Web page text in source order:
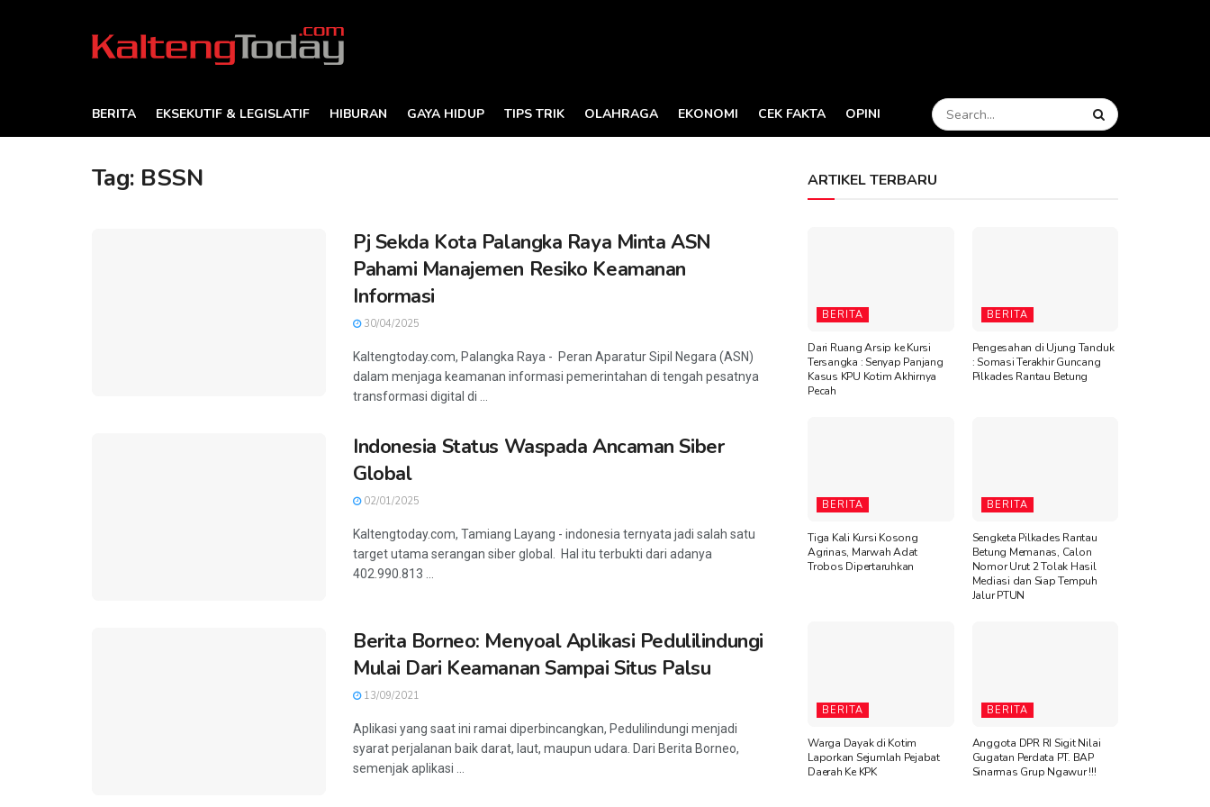
BERITA EKSEKUTIF & LEGISLATIF HIBURAN GAYA HIDUP TIPS TRIK OLAHRAGA EKONOMI CEK FAKTA OPINI
Tag: BSSN
Pj Sekda Kota Palangka Raya Minta ASN
Pahami Manajemen Resiko Keamanan
Informasi
30/04/2025
Kaltengtoday.com, Palangka Raya - Peran Aparatur Sipil Negara (ASN)
dalam menjaga keamanan informasi pemerintahan di tengah pesatnya
transformasi digital di ...
Indonesia Status Waspada Ancaman Siber
Global
02/01/2025
Kaltengtoday.com, Tamiang Layang - indonesia ternyata jadi salah satu
target utama serangan siber global. Hal itu terbukti dari adanya
402.990.813 ...
Berita Borneo: Menyoal Aplikasi Pedulilindungi
Mulai Dari Keamanan Sampai Situs Palsu
13/09/2021
Aplikasi yang saat ini ramai diperbincangkan, Pedulilindungi menjadi
syarat perjalanan baik darat, laut, maupun udara. Dari Berita Borneo,
semenjak aplikasi ...
ARTIKEL TERBARU
BERITA
Dari Ruang Arsip ke Kursi
Tersangka : Senyap Panjang
Kasus KPU Kotim Akhirnya
Pecah
BERITA
Pengesahan di Ujung Tanduk
: Somasi Terakhir Guncang
Pilkades Rantau Betung
BERITA
Tiga Kali Kursi Kosong
Agrinas, Marwah Adat
Trobos Dipertaruhkan
BERITA
Sengketa Pilkades Rantau
Betung Memanas, Calon
Nomor Urut 2 Tolak Hasil
Mediasi dan Siap Tempuh
Jalur PTUN
BERITA
Warga Dayak di Kotim
Laporkan Sejumlah Pejabat
Daerah Ke KPK
BERITA
Anggota DPR RI Sigit Nilai
Gugatan Perdata PT. BAP
Sinarmas Grup Ngawur !!!